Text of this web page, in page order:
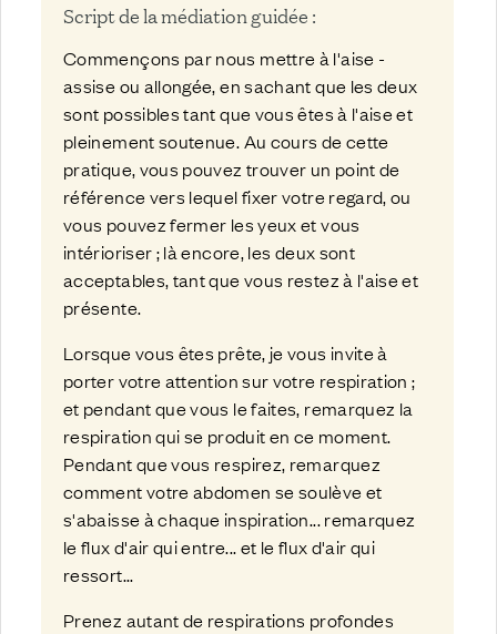
Script de la médiation guidée :
Commençons par nous mettre à l'aise -
assise ou allongée, en sachant que les deux
sont possibles tant que vous êtes à l'aise et
pleinement soutenue. Au cours de cette
pratique, vous pouvez trouver un point de
référence vers lequel fixer votre regard, ou
vous pouvez fermer les yeux et vous
intérioriser ; là encore, les deux sont
acceptables, tant que vous restez à l'aise et
présente.
Lorsque vous êtes prête, je vous invite à
porter votre attention sur votre respiration ;
et pendant que vous le faites, remarquez la
respiration qui se produit en ce moment.
Pendant que vous respirez, remarquez
comment votre abdomen se soulève et
s'abaisse à chaque inspiration... remarquez
le flux d'air qui entre... et le flux d'air qui
ressort...
Prenez autant de respirations profondes